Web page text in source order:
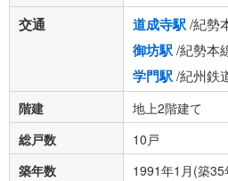
交通 道成寺駅/紀勢
御坊駅/紀勢本
学門駅/紀州鉄
階建
地上2階建て
総戸数
10戸
築年数
1991年1月(築35